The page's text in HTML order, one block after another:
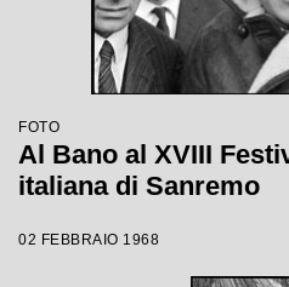
FOTO
Al Bano al XVIII
italiana di Sanremo
02 FEBBRAIO 1968